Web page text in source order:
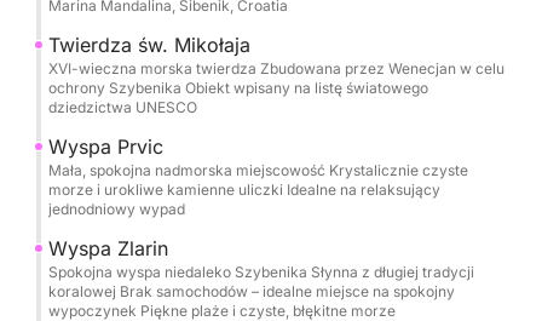
panoramiczne widoki na zabytkowe miasto
Szybenik i imponującą Twierdzę św. Mikołaja,
zabytkową twierdzę wpisaną na listę UNESCO,
strzegącą wejścia do kanału.
Wycieczka prowadzi dalej w kierunku urokliwych
wysp Prvić i Zlarin, znanych z autentycznej
dalmatyńskiej atmosfery, spokojnych nabrzeży i
krystalicznie czystej wody. Po drodze Twój skipper
zakotwiczy w pięknych, zacisznych zatokach, dając
Ci mnóstwo czasu na pływanie, dryfowanie i relaks
Marina Mandalina, Šibenik, Croatia
Twierdza św. Mikołaja
XVI-wieczna morska twierdza Zbudowana przez Wenecjan w celu
ochrony Szybenika Obiekt wpisany na listę światowego
dziedzictwa UNESCO
Wyspa Prvic
Mała, spokojna nadmorska miejscowość Krystalicznie czyste
morze i urokliwe kamienne uliczki Idealne na relaksujący
jednodniowy wypad
Wyspa Zlarin
Spokojna wyspa niedaleko Szybenika Słynna z długiej tradycji
koralowej Brak samochodów – idealne miejsce na spokojny
wypoczynek Piękne plaże i czyste, błękitne morze